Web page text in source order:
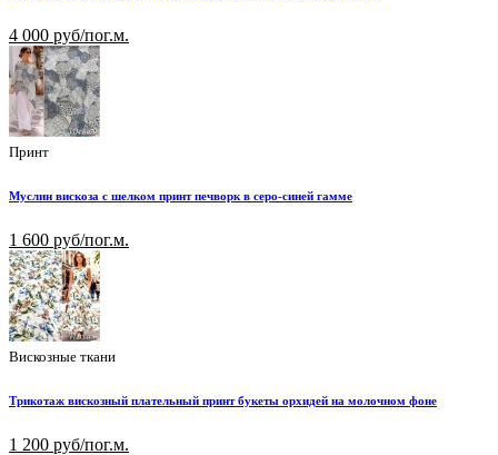
4 000 руб/пог.м.
Принт
Муслин вискоза с шелком принт печворк в серо-синей гамме
1 600 руб/пог.м.
Вискозные ткани
Трикотаж вискозный плательный принт букеты орхидей на молочном фоне
1 200 руб/пог.м.